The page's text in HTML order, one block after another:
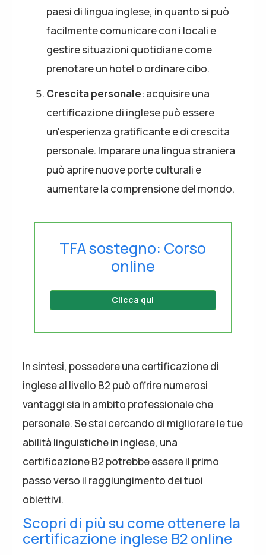
paesi di lingua inglese, in quanto si può
facilmente comunicare con i locali e
gestire situazioni quotidiane come
prenotare un hotel o ordinare cibo.
Crescita personale: acquisire una
certificazione di inglese può essere
un'esperienza gratificante e di crescita
personale. Imparare una lingua straniera
può aprire nuove porte culturali e
aumentare la comprensione del mondo.
TFA sostegno: Corso
online
Clicca qui
In sintesi, possedere una certificazione di
inglese al livello B2 può offrire numerosi
vantaggi sia in ambito professionale che
personale. Se stai cercando di migliorare le tue
abilità linguistiche in inglese, una
certificazione B2 potrebbe essere il primo
passo verso il raggiungimento dei tuoi
obiettivi.
Scopri di più su come ottenere la
certificazione inglese B2 online